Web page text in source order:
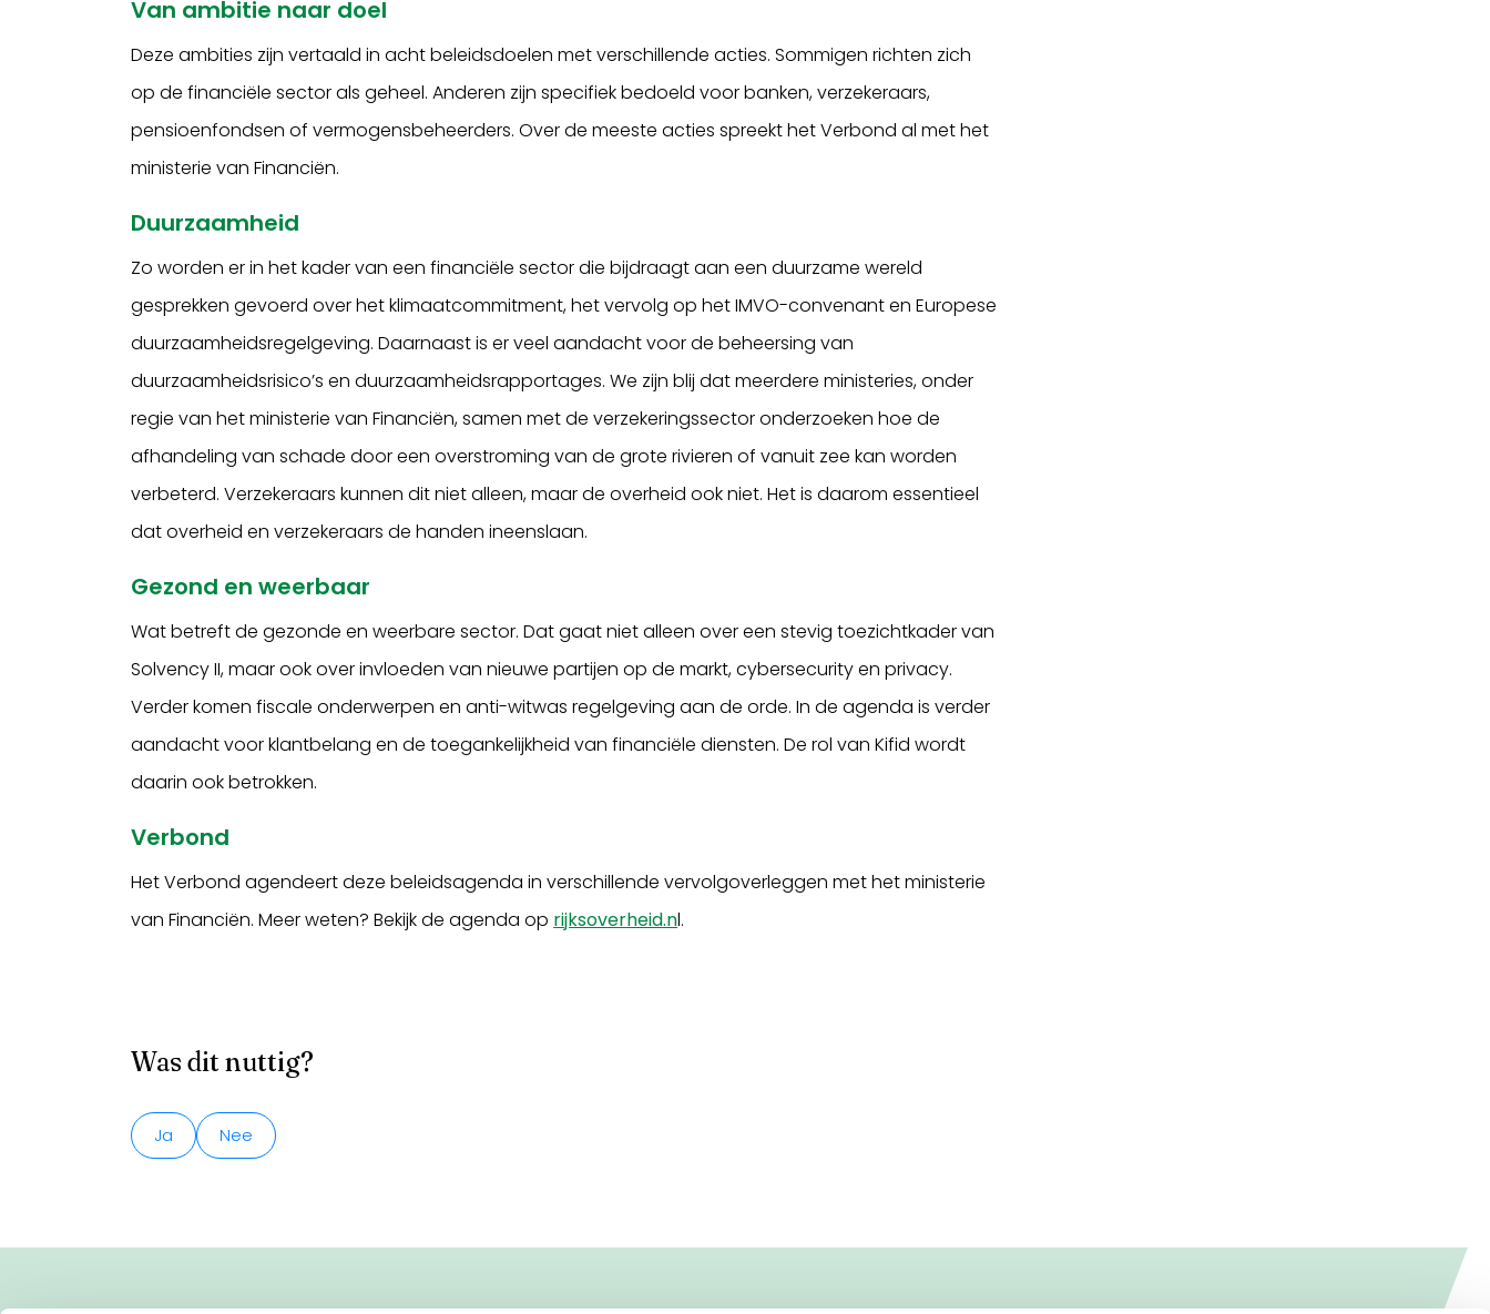
Van ambitie naar doel
Deze ambities zijn vertaald in acht beleidsdoelen met verschillende acties. Sommigen richten zich
op de financiële sector als geheel. Anderen zijn specifiek bedoeld voor banken, verzekeraars,
pensioenfondsen of vermogensbeheerders. Over de meeste acties spreekt het Verbond al met het
ministerie van Financiën.
Duurzaamheid
Zo worden er in het kader van een financiële sector die bijdraagt aan een duurzame wereld
gesprekken gevoerd over het klimaatcommitment, het vervolg op het IMVO-convenant en Europese
duurzaamheidsregelgeving. Daarnaast is er veel aandacht voor de beheersing van
duurzaamheidsrisico’s en duurzaamheidsrapportages. We zijn blij dat meerdere ministeries, onder
regie van het ministerie van Financiën, samen met de verzekeringssector onderzoeken hoe de
afhandeling van schade door een overstroming van de grote rivieren of vanuit zee kan worden
verbeterd. Verzekeraars kunnen dit niet alleen, maar de overheid ook niet. Het is daarom essentieel
dat overheid en verzekeraars de handen ineenslaan.
Gezond en weerbaar
Wat betreft de gezonde en weerbare sector. Dat gaat niet alleen over een stevig toezichtkader van
Solvency II, maar ook over invloeden van nieuwe partijen op de markt, cybersecurity en privacy.
Verder komen fiscale onderwerpen en anti-witwas regelgeving aan de orde. In de agenda is verder
aandacht voor klantbelang en de toegankelijkheid van financiële diensten. De rol van Kifid wordt
daarin ook betrokken.
Verbond
Het Verbond agendeert deze beleidsagenda in verschillende vervolgoverleggen met het ministerie
van Financiën. Meer weten? Bekijk de agenda op rijksoverheid.nl.
Was dit nuttig?
Ja Nee